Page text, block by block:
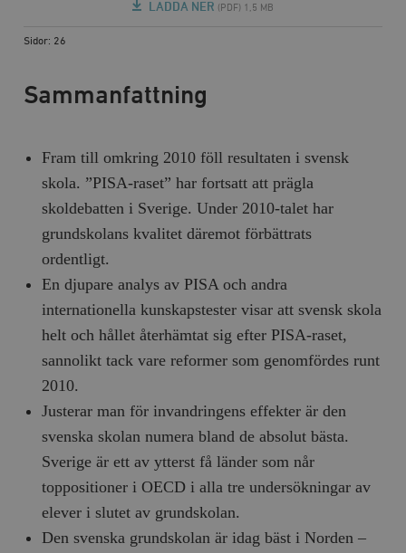
LADDA NER (PDF) 1,5 MB
Sidor: 26
Sammanfattning
Fram till omkring 2010 föll resultaten i svensk
skola. ”PISA-raset” har fortsatt att prägla
skoldebatten i Sverige. Under 2010-talet har
grundskolans kvalitet däremot förbättrats
ordentligt.
En djupare analys av PISA och andra
internationella kunskapstester visar att svensk skola
helt och hållet återhämtat sig efter PISA-raset,
sannolikt tack vare reformer som genomfördes runt
2010.
Justerar man för invandringens effekter är den
svenska skolan numera bland de absolut bästa.
Sverige är ett av ytterst få länder som når
toppositioner i OECD i alla tre undersökningar av
elever i slutet av grundskolan.
Den svenska grundskolan är idag bäst i Norden –